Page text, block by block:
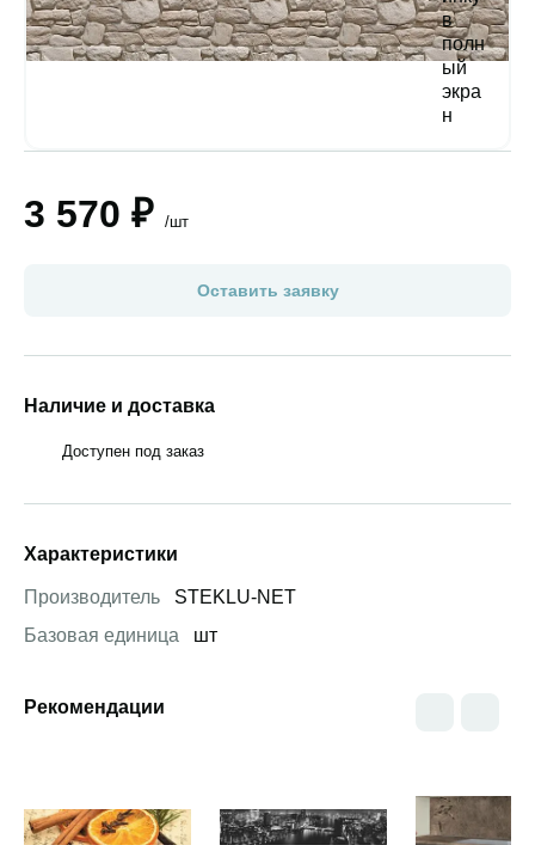
3 570 ₽ /шт
Оставить заявку
Наличие и доставка
Доступен под заказ
Характеристики
Производитель
STEKLU-NET
Базовая единица
шт
Рекомендации